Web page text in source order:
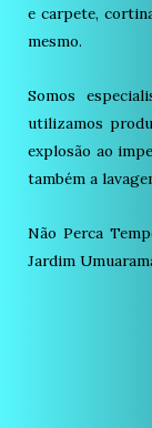
e carpete,
mesmo.
Somos
utilizamos
explosão ao
também a
Não Perca
Jardim